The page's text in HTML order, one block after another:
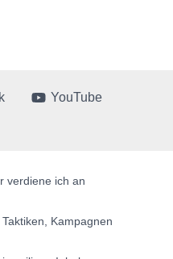
YouTube
verdiene ich an
Kampagnen